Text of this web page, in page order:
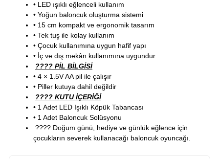
• LED ışıklı eğlenceli kullanım
• Yoğun baloncuk oluşturma sistemi
• 15 cm kompakt ve ergonomik tasarım
• Tek tuş ile kolay kullanım
• Çocuk kullanımına uygun hafif yapı
• İç ve dış mekân kullanımına uygundur
???? PİL BİLGİSİ
• 4 × 1.5V AA pil ile çalışır
• Piller kutuya dahil değildir
???? KUTU İÇERİĞİ
• 1 Adet LED Işıklı Köpük Tabancası
• 1 Adet Baloncuk Solüsyonu
???? Doğum günü, hediye ve günlük eğlence için
çocukların severek kullanacağı baloncuk oyuncağı.